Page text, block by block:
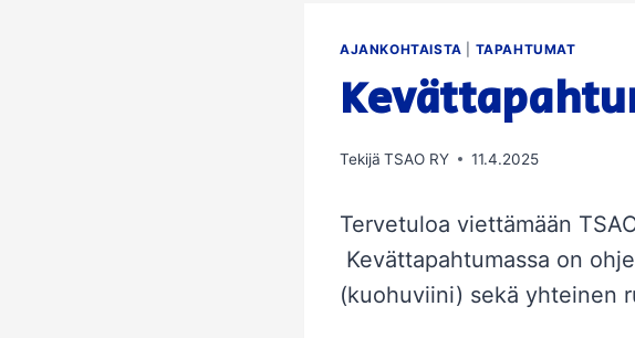
AJANKOHTAISTA TAPAHTUMAT
Tekijä TSAO RY 11.4.2025
Tervetuloa viettämään
Kevättapahtumassa on
(kuohuviini) sekä yhteinen